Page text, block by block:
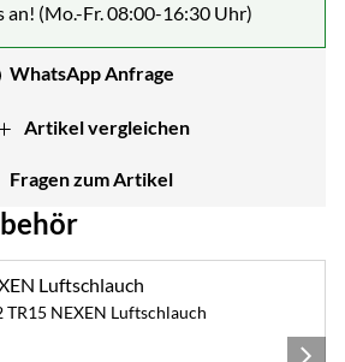
an! (Mo.-Fr. 08:00-16:30 Uhr)
WhatsApp Anfrage
Artikel vergleichen
Fragen zum Artikel
TR15 NEXEN Luftschlauch